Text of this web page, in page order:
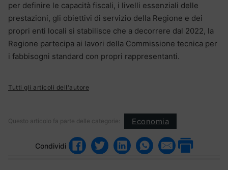
per definire le capacità fiscali, i livelli essenziali delle
prestazioni, gli obiettivi di servizio della Regione e dei
propri enti locali si stabilisce che a decorrere dal 2022, la
Regione partecipa ai lavori della Commissione tecnica per
i fabbisogni standard con propri rappresentanti.
Tutti gli articoli dell'autore
Questo articolo fa parte delle categorie: Economia
Condividi